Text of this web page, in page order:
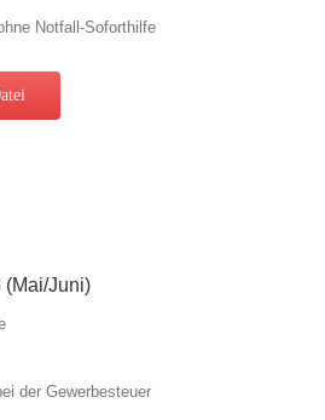
Notfall-Soforthilfe
(Mai/Juni)
der Gewerbesteuer